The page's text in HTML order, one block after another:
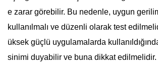
e zarar görebilir. Bu nedenle, uygun
kullanılmalı ve düzenli olarak test
üksek güçlü uygulamalarda
sinimi duyabilir ve buna dikkat edilmelidir.